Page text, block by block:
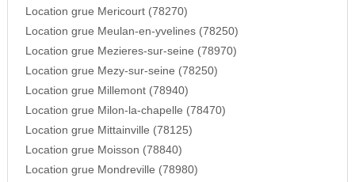
Location grue Mericourt (78270)
Location grue Meulan-en-yvelines (78250)
Location grue Mezieres-sur-seine (78970)
Location grue Mezy-sur-seine (78250)
Location grue Millemont (78940)
Location grue Milon-la-chapelle (78470)
Location grue Mittainville (78125)
Location grue Moisson (78840)
Location grue Mondreville (78980)